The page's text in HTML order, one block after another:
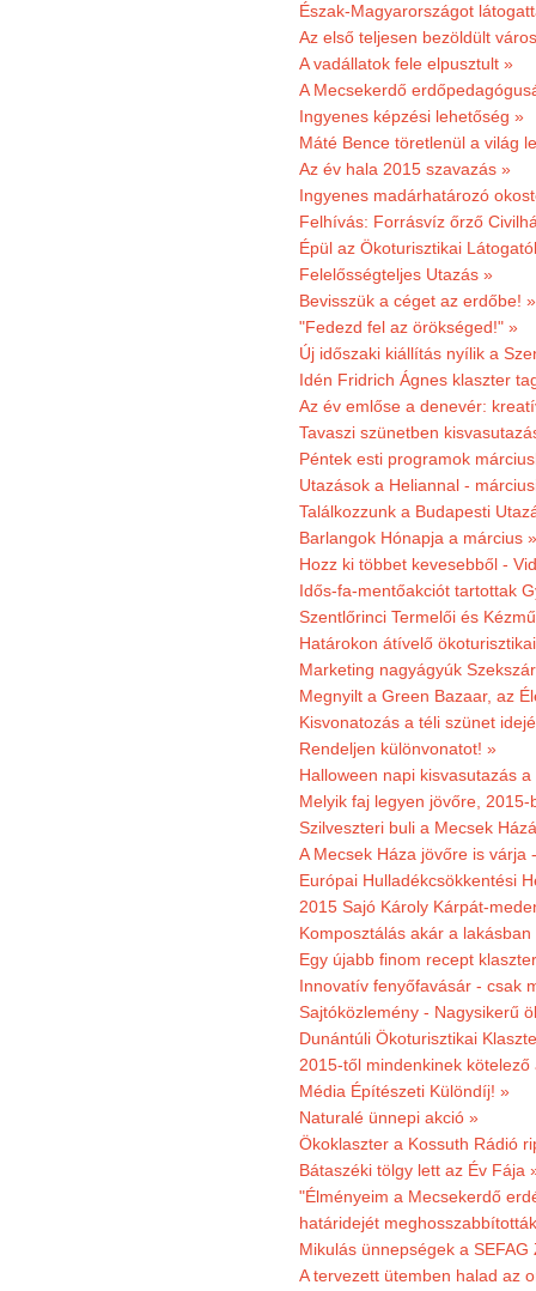
Észak-Magyarországot
Az első teljesen bezöldült
A vadállatok fele elpusztult »
A Mecsekerdő
Ingyenes képzési lehetőség »
Máté Bence töretlenül a világ
Az év hala 2015 szavazás »
Ingyenes madárhatározó
Felhívás: Forrásvíz őrző
Épül az Ökoturisztikai
Felelősségteljes Utazás »
Bevisszük a céget az erdőbe! »
"Fedezd fel az örökséged!" »
Új időszaki kiállítás nyílik a
Idén Fridrich Ágnes klaszter
Az év emlőse a denevér:
Tavaszi szünetben
Péntek esti programok
Utazások a Heliannal -
Találkozzunk a Budapesti
Barlangok Hónapja a március »
Hozz ki többet kevesebből -
Idős-fa-mentőakciót tartottak
Szentlőrinci Termelői és
Határokon átívelő
Marketing nagyágyúk
Megnyilt a Green Bazaar, az
Kisvonatozás a téli szünet
Rendeljen különvonatot! »
Halloween napi kisvasutazás
Melyik faj legyen jövőre,
Szilveszteri buli a Mecsek
A Mecsek Háza jövőre is várja
Európai Hulladékcsökkentési
2015 Sajó Károly Kárpát-
Komposztálás akár a lakásban
Egy újabb finom recept
Innovatív fenyőfavásár - csak
Sajtóközlemény - Nagysikerű
Dunántúli Ökoturisztikai
2015-től mindenkinek
Média Építészeti Különdíj! »
Naturalé ünnepi akció »
Ökoklaszter a Kossuth Rádió
Bátaszéki tölgy lett az Év Fája
"Élményeim a Mecsekerdő
határidejét
Mikulás ünnepségek a SEFAG
A tervezett ütemben halad az